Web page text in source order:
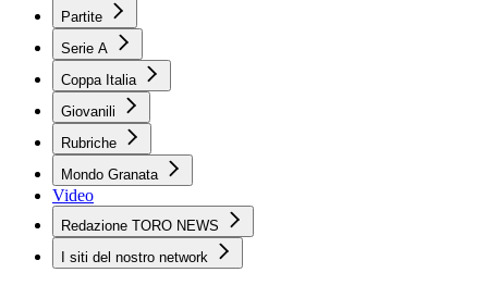
Partite
Serie A
Coppa Italia
Giovanili
Rubriche
Mondo Granata
Video
Redazione TORO NEWS
I siti del nostro network